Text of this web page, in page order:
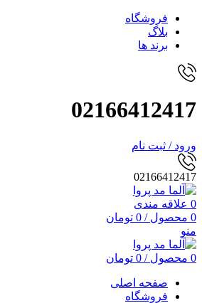
فروشگاه
بلاگ
برند ها
02166412417
ورود / ثبت نام
02166412417
0 علاقه مندی
0 محصول /
0 تومان
منو
0 محصول /
0 تومان
صفحه اصلی
فروشگاه